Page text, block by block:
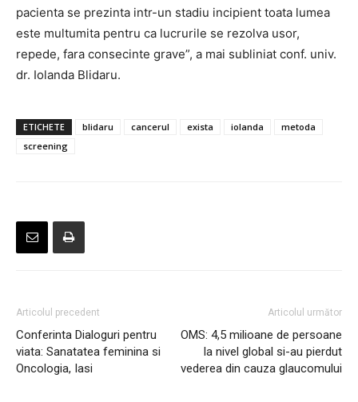
pacienta se prezinta intr-un stadiu incipient toata lumea
este multumita pentru ca lucrurile se rezolva usor,
repede, fara consecinte grave”, a mai subliniat conf. univ.
dr. Iolanda Blidaru.
ETICHETE blidaru cancerul exista iolanda
metoda
screening
Articolul precedent
Conferinta Dialoguri pentru
viata: Sanatatea feminina si
Oncologia, Iasi
Articolul următor
OMS: 4,5 milioane de persoane
la nivel global si-au pierdut
vederea din cauza glaucomului